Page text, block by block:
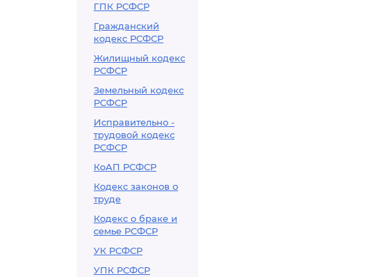
ГПК РСФСР
Гражданский
кодекс РСФСР
Жилищный кодекс
РСФСР
Земельный кодекс
РСФСР
Исправительно -
трудовой кодекс
РСФСР
КоАП РСФСР
Кодекс законов о
труде
Кодекс о браке и
семье РСФСР
УК РСФСР
УПК РСФСР